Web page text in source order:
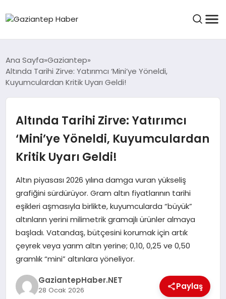
ASAYIŞ
EĞITIM
FINANS
MAGAZIN
SPOR
SIYASET
Ana Sayfa Gaziantep
Altında Tarihi Zirve: Yatırımcı ‘Mini’ye Yöneldi,
Kuyumculardan Kritik Uyarı Geldi!
Altında Tarihi Zirve: Yatırımcı
‘Mini’ye Yöneldi, Kuyumculardan
Kritik Uyarı Geldi!
Altın piyasası 2026 yılına damga vuran yükseliş
grafiğini sürdürüyor. Gram altın fiyatlarının tarihi
eşikleri aşmasıyla birlikte, kuyumcularda “büyük”
altınların yerini milimetrik gramajlı ürünler almaya
başladı. Vatandaş, bütçesini korumak için artık
çeyrek veya yarım altın yerine; 0,10, 0,25 ve 0,50
gramlık “mini” altınlara yöneliyor.
GaziantepHaber.NET
28 Ocak 2026 Paylaş